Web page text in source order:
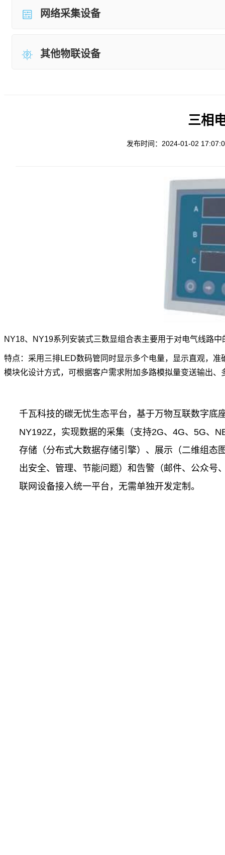
网络采集设备
其他物联设备
三相
发布时间：2024-01-02
NY18、NY19系列安装式三数显组合表主要用于对电气线路
特点：采用三排LED数码管同时显示多个电量，显示直观，
模块化设计方式，可根据客户需求附加多路模拟量变送输出
千瓦科技的碳无忧生态平台，基于万物互联数字底
NY192Z，实现数据的采集（支持2G、4G、5G、
存储（分布式大数据存储引擎）、展示（二维组态
出安全、管理、节能问题）和告警（邮件、公众号
联网设备接入统一平台，无需单独开发定制。